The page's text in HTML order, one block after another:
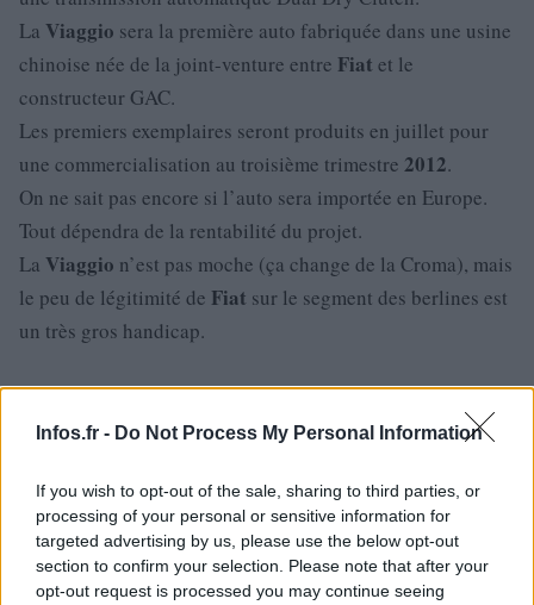
Infos.fr - Do Not Process My Personal Information
If you wish to opt-out of the sale, sharing to third parties, or
processing of your personal or sensitive information for
targeted advertising by us, please use the below opt-out
section to confirm your selection. Please note that after your
opt-out request is processed you may continue seeing
La Viaggio sera la première auto fabriquée dans une usine
chinoise née de la joint-venture entre Fiat et le
constructeur GAC.
Les premiers exemplaires seront produits en juillet pour
une commercialisation au troisième trimestre 2012.
On ne sait pas encore si l’auto sera importée en Europe.
Tout dépendra de la rentabilité du projet.
La Viaggio n’est pas moche (ça change de la Croma), mais
le peu de légitimité de Fiat sur le segment des berlines est
un très gros handicap.